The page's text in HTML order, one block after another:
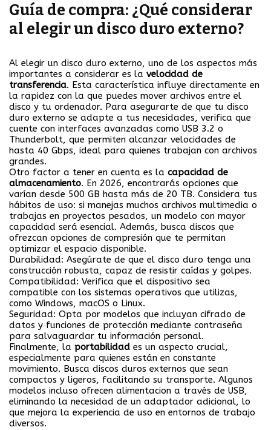
Guía de compra: ¿Qué considerar
al elegir un disco duro externo?
Al elegir un disco duro externo, uno de los aspectos más
importantes a considerar es la velocidad de
transferencia. Esta característica influye directamente en
la rapidez con la que puedes mover archivos entre el
disco y tu ordenador. Para asegurarte de que tu disco
duro externo se adapte a tus necesidades, verifica que
cuente con interfaces avanzadas como USB 3.2 o
Thunderbolt, que permiten alcanzar velocidades de
hasta 40 Gbps, ideal para quienes trabajan con archivos
grandes.
Otro factor a tener en cuenta es la capacidad de
almacenamiento. En 2026, encontrarás opciones que
varían desde 500 GB hasta más de 20 TB. Considera tus
hábitos de uso: si manejas muchos archivos multimedia o
trabajas en proyectos pesados, un modelo con mayor
capacidad será esencial. Además, busca discos que
ofrezcan opciones de compresión que te permitan
optimizar el espacio disponible.
Durabilidad: Asegúrate de que el disco duro tenga una
construcción robusta, capaz de resistir caídas y golpes.
Compatibilidad: Verifica que el dispositivo sea
compatible con los sistemas operativos que utilizas,
como Windows, macOS o Linux.
Seguridad: Opta por modelos que incluyan cifrado de
datos y funciones de protección mediante contraseña
para salvaguardar tu información personal.
Finalmente, la portabilidad es un aspecto crucial,
especialmente para quienes están en constante
movimiento. Busca discos duros externos que sean
compactos y ligeros, facilitando su transporte. Algunos
modelos incluso ofrecen alimentacion a través de USB,
eliminando la necesidad de un adaptador adicional, lo
que mejora la experiencia de uso en entornos de trabajo
diversos.